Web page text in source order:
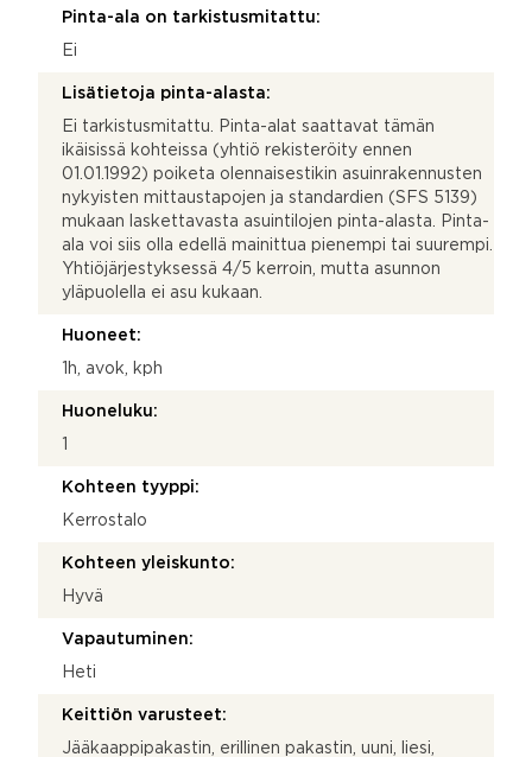
Pinta-ala on tarkistusmitattu:
Ei
Lisätietoja pinta-alasta:
Ei tarkistusmitattu. Pinta-alat saattavat tämän
ikäisissä kohteissa (yhtiö rekisteröity ennen
01.01.1992) poiketa olennaisestikin asuinrakennusten
nykyisten mittaustapojen ja standardien (SFS 5139)
mukaan laskettavasta asuintilojen pinta-alasta. Pinta-
ala voi siis olla edellä mainittua pienempi tai suurempi.
Yhtiöjärjestyksessä 4/5 kerroin, mutta asunnon
yläpuolella ei asu kukaan.
Huoneet:
1h, avok, kph
Huoneluku:
Kohteen tyyppi:
Kerrostalo
Kohteen yleiskunto:
Hyvä
Vapautuminen:
Heti
Keittiön varusteet:
Jääkaappipakastin, erillinen pakastin, uuni, liesi,